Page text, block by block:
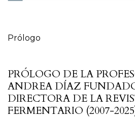
Prólogo
PRÓLOGO DE LA
ANDREA DÍAZ
DIRECTORA DE LA
FERMENTARIO (2007-